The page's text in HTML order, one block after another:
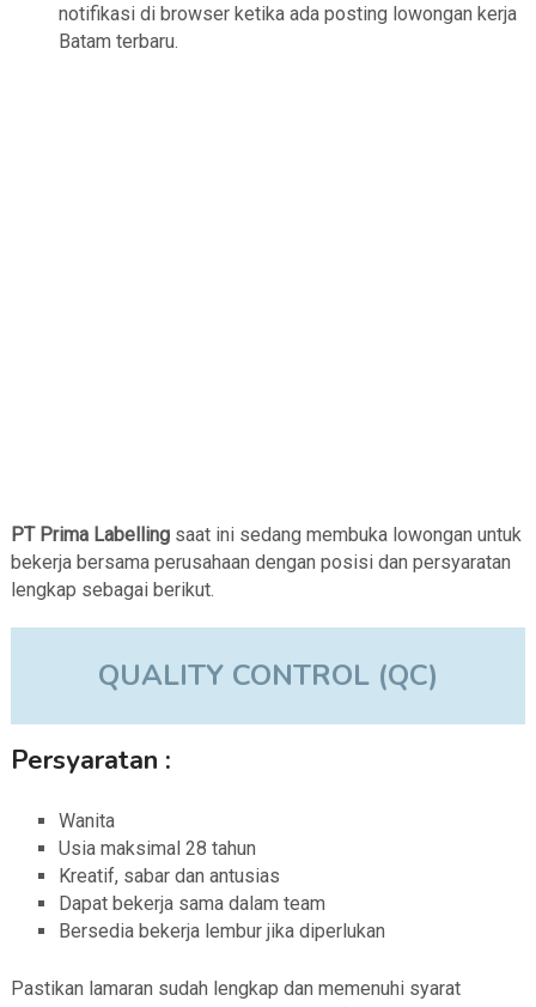
notifikasi di browser ketika ada posting lowongan kerja
Batam terbaru.
PT Prima Labelling saat ini sedang membuka lowongan untuk
bekerja bersama perusahaan dengan posisi dan persyaratan
lengkap sebagai berikut.
QUALITY CONTROL (QC)
Persyaratan :
Wanita
Usia maksimal 28 tahun
Kreatif, sabar dan antusias
Dapat bekerja sama dalam team
Bersedia bekerja lembur jika diperlukan
Pastikan lamaran sudah lengkap dan memenuhi syarat